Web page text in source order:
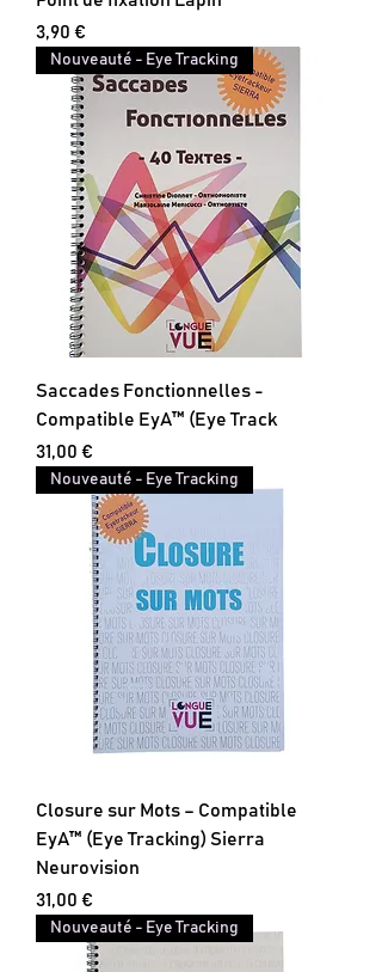
Prix
3,90 €
Nouveauté - Eye Tracking
Saccades Fonctionnelles -
Compatible EyA™ (Eye Track
Prix
31,00 €
Nouveauté - Eye Tracking
Closure sur Mots – Compatible
EyA™ (Eye Tracking) Sierra
Neurovision
Prix
31,00 €
Nouveauté - Eye Tracking